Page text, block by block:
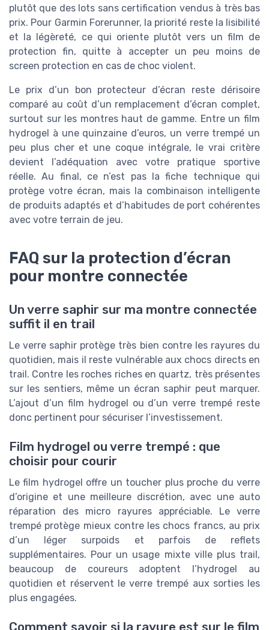
plutôt que des lots sans certification vendus à très bas
prix. Pour Garmin Forerunner, la priorité reste la lisibilité
et la légèreté, ce qui oriente plutôt vers un film de
protection fin, quitte à accepter un peu moins de
screen protection en cas de choc violent.
Le prix d’un bon protecteur d’écran reste dérisoire
comparé au coût d’un remplacement d’écran complet,
surtout sur les montres haut de gamme. Entre un film
hydrogel à une quinzaine d’euros, un verre trempé un
peu plus cher et une coque intégrale, le vrai critère
devient l’adéquation avec votre pratique sportive
réelle. Au final, ce n’est pas la fiche technique qui
protège votre écran, mais la combinaison intelligente
de produits adaptés et d’habitudes de port cohérentes
avec votre terrain de jeu.
FAQ sur la protection d’écran
pour montre connectée
Un verre saphir sur ma montre connectée
suffit il en trail
Le verre saphir protège très bien contre les rayures du
quotidien, mais il reste vulnérable aux chocs directs en
trail. Contre les roches riches en quartz, très présentes
sur les sentiers, même un écran saphir peut marquer.
L’ajout d’un film hydrogel ou d’un verre trempé reste
donc pertinent pour sécuriser l’investissement.
Film hydrogel ou verre trempé : que
choisir pour courir
Le film hydrogel offre un toucher plus proche du verre
d’origine et une meilleure discrétion, avec une auto
réparation des micro rayures appréciable. Le verre
trempé protège mieux contre les chocs francs, au prix
d’un léger surpoids et parfois de reflets
supplémentaires. Pour un usage mixte ville plus trail,
beaucoup de coureurs adoptent l’hydrogel au
quotidien et réservent le verre trempé aux sorties les
plus engagées.